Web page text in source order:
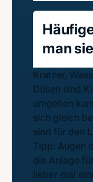
man
Kratzer,
Düsen sind
umgehen
sich gleich
sind für den
Tipp: Augen
die Anlage
lieber mal